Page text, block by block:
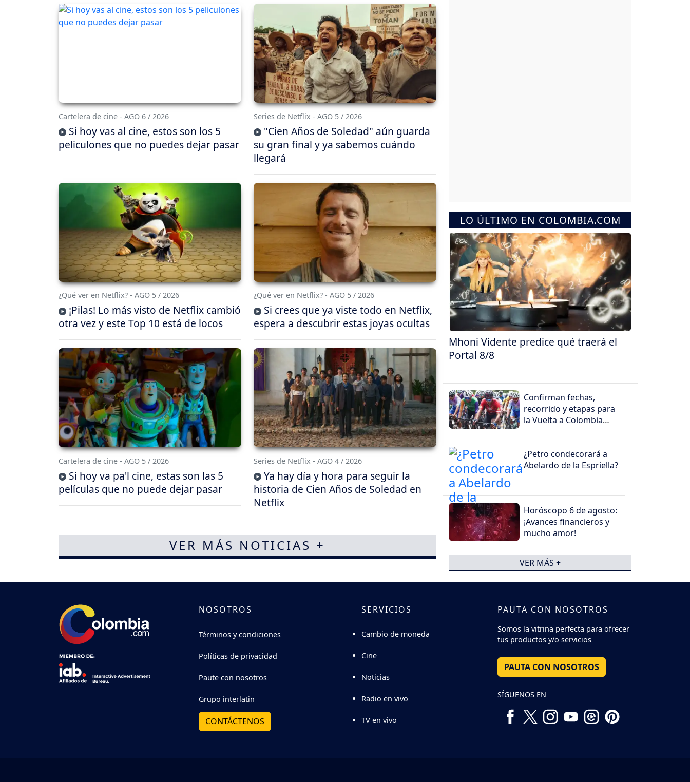
Cartelera de cine - AGO 6 / 2026
Si hoy vas al cine, estos son los 5
peliculones que no puedes dejar pasar
Series de Netflix - AGO 5 / 2026
"Cien Años de Soledad" aún guarda
su gran final y ya sabemos cuándo
llegará
¿Qué ver en Netflix? - AGO 5 / 2026
¡Pilas! Lo más visto de Netflix cambió
otra vez y este Top 10 está de locos
¿Qué ver en Netflix? - AGO 5 / 2026
Si crees que ya viste todo en Netflix,
espera a descubrir estas joyas ocultas
Cartelera de cine - AGO 5 / 2026
Si hoy va pa'l cine, estas son las 5
películas que no puede dejar pasar
Series de Netflix - AGO 4 / 2026
Ya hay día y hora para seguir la
historia de Cien Años de Soledad en
Netflix
VER MÁS NOTICIAS +
LO ÚLTIMO EN COLOMBIA.COM
Mhoni Vidente predice qué traerá el
Portal 8/8
Confirman fechas,
recorrido y etapas para
la Vuelta a Colombia
¿Petro condecorará a
Abelardo de la Espriella?
Horóscopo 6 de agosto:
¡Avances financieros y
mucho amor!
VER MÁS +
NOSOTROS
Términos y condiciones
Políticas de privacidad
Paute con nosotros
Grupo interlatin
CONTÁCTENOS
SERVICIOS
Cambio de moneda
Cine
Noticias
Radio en vivo
TV en vivo
PAUTA CON NOSOTROS
Somos la vitrina perfecta para ofrecer
tus productos y/o servicios
PAUTA CON NOSOTROS
SÍGUENOS EN